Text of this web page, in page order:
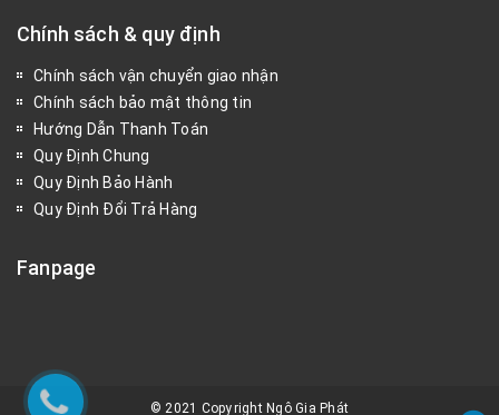
Chính sách & quy định
Chính sách vận chuyển giao nhận
Chính sách bảo mật thông tin
Hướng Dẫn Thanh Toán
Quy Định Chung
Quy Định Bảo Hành
Quy Định Đổi Trả Hàng
Fanpage
© 2021 Copyright Ngô Gia Phát